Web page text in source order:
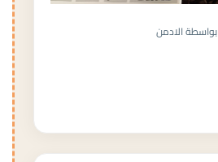
بواسطة الادمن